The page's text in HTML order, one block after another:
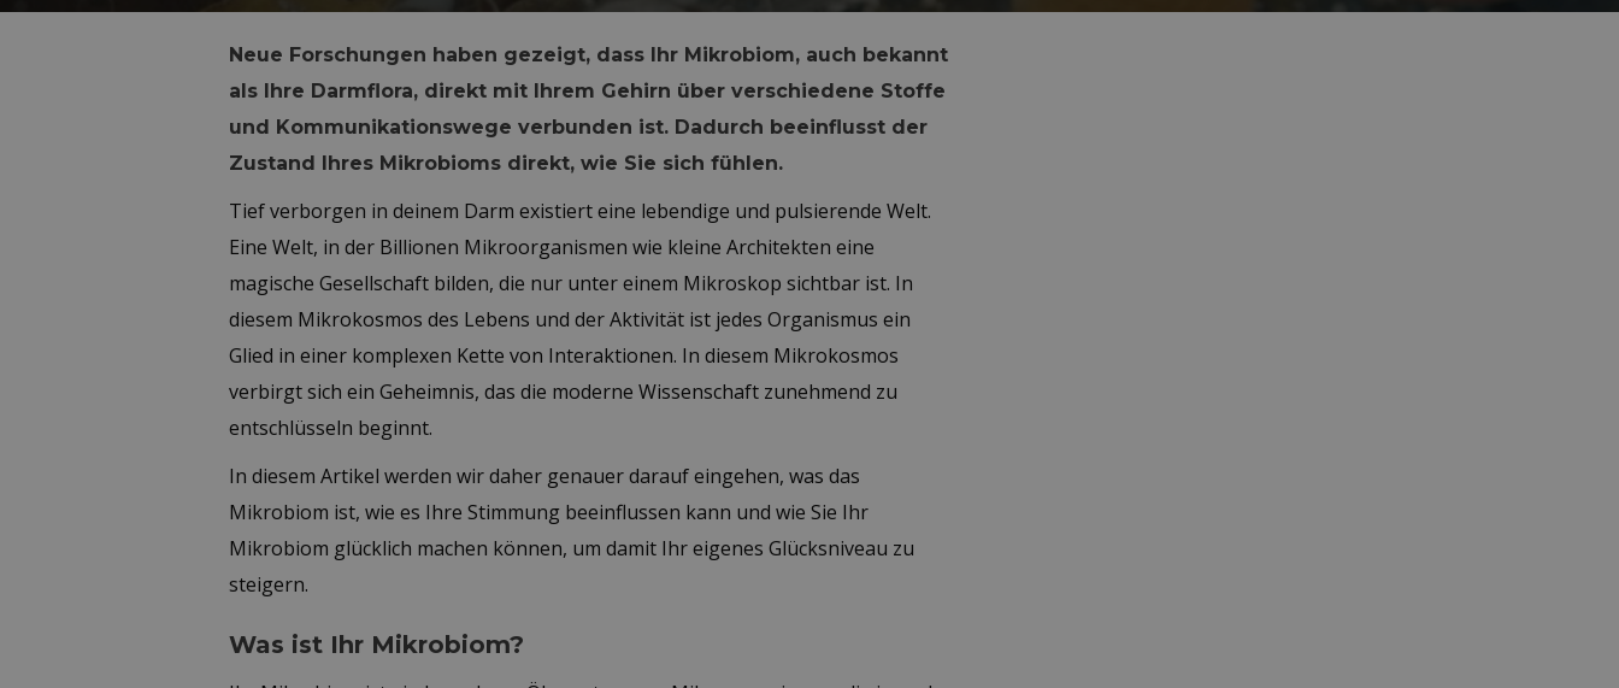
Neue Forschungen haben gezeigt, dass Ihr Mikrobiom, auch bekannt
als Ihre Darmflora, direkt mit Ihrem Gehirn über verschiedene Stoffe
und Kommunikationswege verbunden ist. Dadurch beeinflusst der
Zustand Ihres Mikrobioms direkt, wie Sie sich fühlen.
Tief verborgen in deinem Darm existiert eine lebendige und pulsierende Welt.
Eine Welt, in der Billionen Mikroorganismen wie kleine Architekten eine
magische Gesellschaft bilden, die nur unter einem Mikroskop sichtbar ist. In
diesem Mikrokosmos des Lebens und der Aktivität ist jedes Organismus ein
Glied in einer komplexen Kette von Interaktionen. In diesem Mikrokosmos
verbirgt sich ein Geheimnis, das die moderne Wissenschaft zunehmend zu
entschlüsseln beginnt.
In diesem Artikel werden wir daher genauer darauf eingehen, was das
Mikrobiom ist, wie es Ihre Stimmung beeinflussen kann und wie Sie Ihr
Mikrobiom glücklich machen können, um damit Ihr eigenes Glücksniveau zu
steigern.
Was ist Ihr Mikrobiom?